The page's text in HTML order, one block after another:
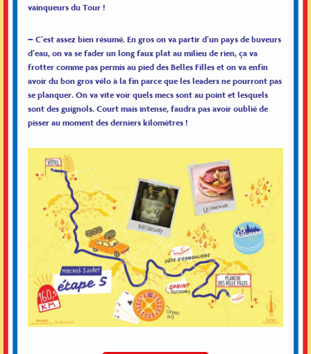
vainqueurs du Tour !
– C’est assez bien résumé. En gros on va partir d’un pays de buveurs
d’eau, on va se fader un long faux plat au milieu de rien, ça va
frotter comme pas permis au pied des Belles Filles et on va enfin
avoir du bon gros vélo à la fin parce que les leaders ne pourront pas
se planquer. On va vite voir quels mecs sont au point et lesquels
sont des guignols. Court mais intense, faudra pas avoir oublié de
pisser au moment des derniers kilomètres !